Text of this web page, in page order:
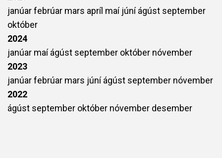
janúarfebrúar mars apríl maí júníágúst september
október
2024
janúar maíágúst september október nóvember
2023
janúarfebrúar mars júníágúst september nóvember
2022
ágúst september október nóvember desember